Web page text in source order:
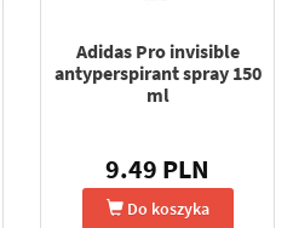
Adidas Pro invisible
antyperspirant spray 150
ml
9.49 PLN
Do koszyka